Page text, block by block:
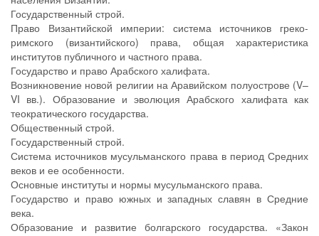
Государственный строй.
Право Византийской империи: система источников греко-
римского (византийского) права, общая характеристика
институтов публичного и частного права.
Государство и право Арабского халифата.
Возникновение новой религии на Аравийском полуострове (V–
VI вв.). Образование и эволюция Арабского халифата как
теократического государства.
Общественный строй.
Государственный строй.
Система источников мусульманского права в период Средних
веков и ее особенности.
Основные институты и нормы мусульманского права.
Государство и право южных и западных славян в Средние
века.
Образование и развитие болгарского государства. «Закон